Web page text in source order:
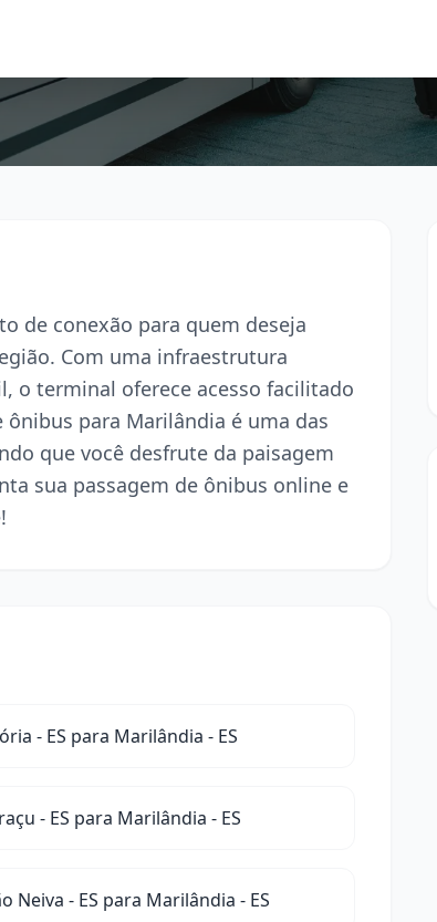
de conexão para quem deseja
Com uma infraestrutura
o terminal oferece acesso facilitado
para Marilândia é uma das
que você desfrute da paisagem
sua passagem de ônibus online e
- ES para Marilândia - ES
- ES para Marilândia - ES
Neiva - ES para Marilândia - ES